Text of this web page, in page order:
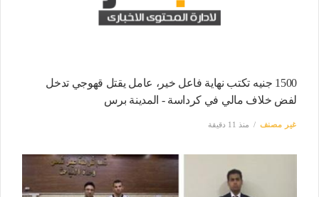
1500 جنيه تكتب نهاية فاعل خير، عامل يقتل قهوجي تدخل
لفض خلاف مالي في كرداسة - المدينة برس
غير مصنف منذ 11 دقيقة